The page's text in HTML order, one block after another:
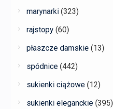
marynarki (323)
rajstopy (60)
płaszcze damskie (13)
spódnice (442)
sukienki ciążowe (12)
sukienki eleganckie (395)